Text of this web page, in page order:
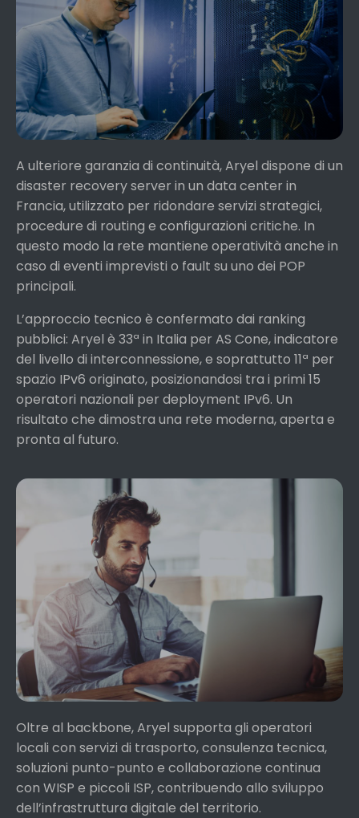
A ulteriore garanzia di continuità, Aryel dispone di un
disaster recovery server in un data center in
Francia, utilizzato per ridondare servizi strategici,
procedure di routing e configurazioni critiche. In
questo modo la rete mantiene operatività anche in
caso di eventi imprevisti o fault su uno dei POP
principali.
L’approccio tecnico è confermato dai ranking
pubblici: Aryel è 33ª in Italia per AS Cone, indicatore
del livello di interconnessione, e soprattutto 11ª per
spazio IPv6 originato, posizionandosi tra i primi 15
operatori nazionali per deployment IPv6. Un
risultato che dimostra una rete moderna, aperta e
pronta al futuro.
Oltre al backbone, Aryel supporta gli operatori
locali con servizi di trasporto, consulenza tecnica,
soluzioni punto-punto e collaborazione continua
con WISP e piccoli ISP, contribuendo allo sviluppo
dell’infrastruttura digitale del territorio.